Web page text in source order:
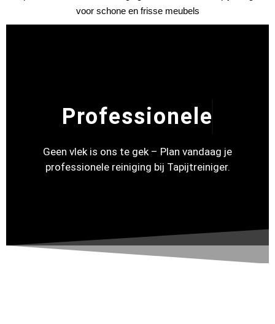
Professionele
Geen vlek is ons te gek – Plan vandaag je
professionele reiniging bij Tapijtreiniger.